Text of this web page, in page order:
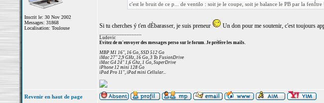
Inscrit le: 30 Nov 2002
Messages: 31868
Localisation: Toulouse
c'est le bruit de ce p... de ventilo : soit je le coupe, soit je balance le PB par la fenÍtre
Si tu cherches ý t'en dÈbarasser, je suis preneur Un don pour me soutenir, c'est toujours
Ludovic
Evitez de m'envoyer des messages perso sur le forum. Je préfère les mails.
MBP M1 16", 16 Go, SSD 512 Go
iMac 27" 2,9 GHz, 16 Go, 3 To FusionDrive
iMac G4 24" 1,6 Ghz, 1 Go, SuperDrive
iPhone 12 mini 128 Go
iPad Pro 11", iPad mini Cellular...
Revenir en haut de page